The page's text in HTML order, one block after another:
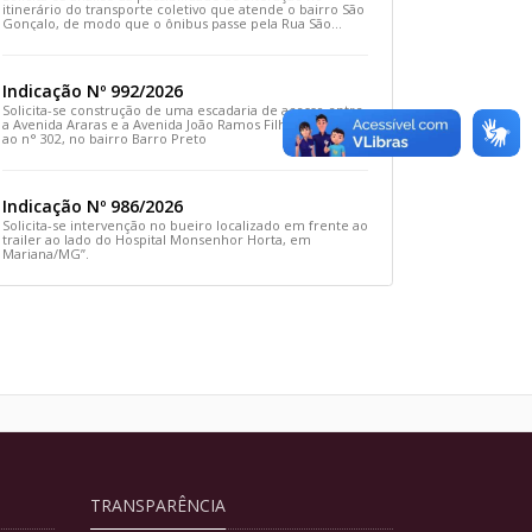
itinerário do transporte coletivo que atende o bairro São
Gonçalo, de modo que o ônibus passe pela Rua São
Gonçalo, desça pela Travessa São Gonçalo e siga pela
Indicação Nº 992/2026
Solicita-se construção de uma escadaria de acesso entre
a Avenida Araras e a Avenida João Ramos Filho, em frente
ao n° 302, no bairro Barro Preto
Indicação Nº 986/2026
Solicita-se intervenção no bueiro localizado em frente ao
trailer ao lado do Hospital Monsenhor Horta, em
Mariana/MG”.
TRANSPARÊNCIA